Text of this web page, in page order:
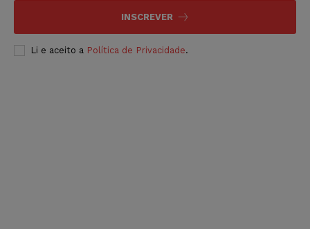
INSCREVER
Li e aceito a Política de Privacidade.